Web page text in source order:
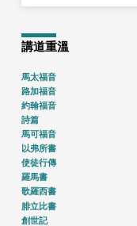
講道重溫
馬太福音
路加福音
約翰福音
詩篇
馬可福音
以弗所書
使徒行傳
羅馬書
歌羅西書
腓立比書
創世記